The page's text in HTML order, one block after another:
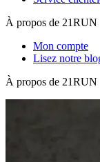
À propos de 21RUN
Mon compte
Lisez notre
À propos de 21RUN